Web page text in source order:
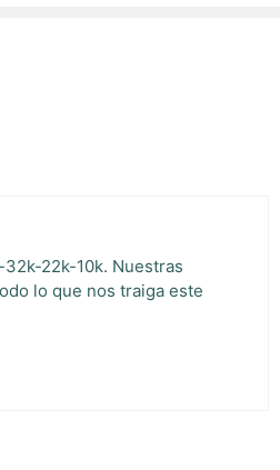
22k-10k. Nuestras
lo que nos traiga este